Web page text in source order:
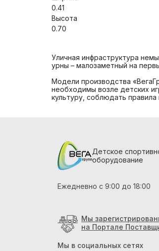
0.41
Высота
0.70
Уличная инфраструктура
урны – малозаметный на
Модели производства
необходимы возле детских
культуру, соблюдать
Детское
оборудование
Ежедневно с 9:00 до 18:00
Мы
на Портале
Мы в социальных сетях